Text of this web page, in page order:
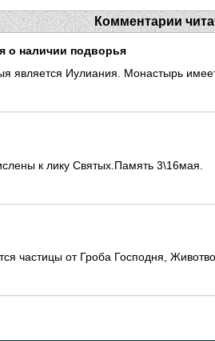
Комментарии
о наличии подворья
является Иулиания. Монастырь
к лику Святых.Память 3\16мая.
частицы от Гроба Господня,